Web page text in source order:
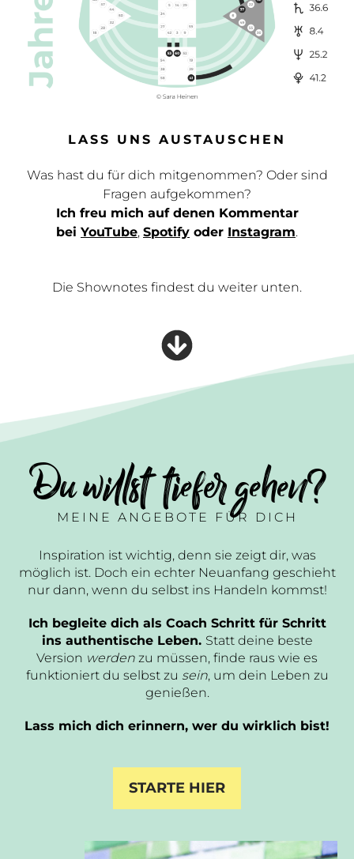
LASS UNS AUSTAUSCHEN
Was hast du für dich mitgenommen? Oder sind
Fragen aufgekommen?
Ich freu mich auf denen Kommentar
bei YouTube, Spotify oder Instagram.
Die Shownotes findest du weiter unten.
Du willst tiefer gehen?
MEINE ANGEBOTE FÜR DICH
Inspiration ist wichtig, denn sie zeigt dir, was
möglich ist. Doch ein echter Neuanfang geschieht
nur dann, wenn du selbst ins Handeln kommst!
Ich begleite dich als Coach Schritt für Schritt
ins authentische Leben. Statt deine beste
Version werden zu müssen, finde raus wie es
funktioniert du selbst zu sein, um dein Leben zu
genießen.
Lass mich dich erinnern, wer du wirklich bist!
STARTE HIER